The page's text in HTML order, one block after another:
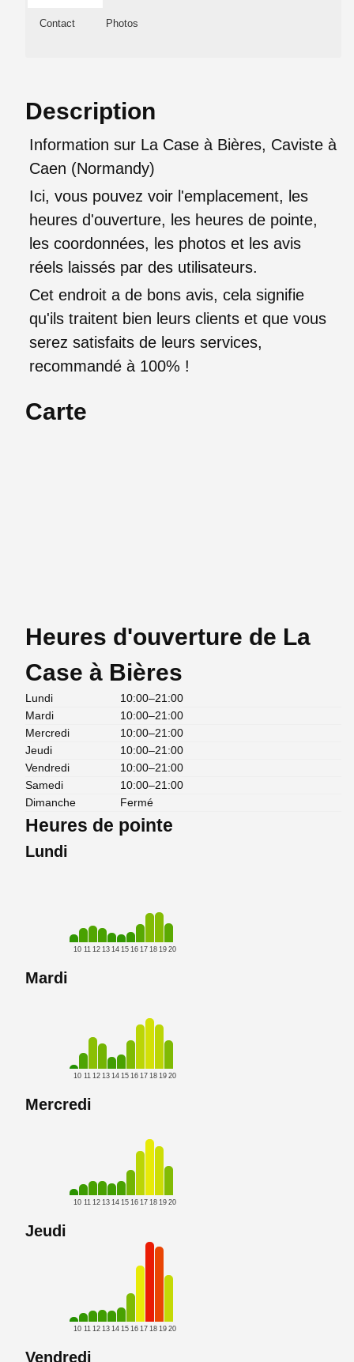
Contact Photos
Description
Information sur La Case à Bières, Caviste à
Caen (Normandy)
Ici, vous pouvez voir l'emplacement, les
heures d'ouverture, les heures de pointe,
les coordonnées, les photos et les avis
réels laissés par des utilisateurs.
Cet endroit a de bons avis, cela signifie
qu'ils traitent bien leurs clients et que vous
serez satisfaits de leurs services,
recommandé à 100% !
Carte
Heures d'ouverture de La
Case à Bières
Lundi
10:00–21:00
Mardi
10:00–21:00
Mercredi
10:00–21:00
Jeudi
10:00–21:00
Vendredi
10:00–21:00
Samedi
10:00–21:00
Dimanche
Fermé
Heures de pointe
Lundi
10 11 12 13 14 15 16 17 18 19 20
Mardi
10 11 12 13 14 15 16 17 18 19 20
Mercredi
10 11 12 13 14 15 16 17 18 19 20
Jeudi
10 11 12 13 14 15 16 17 18 19 20
Vendredi